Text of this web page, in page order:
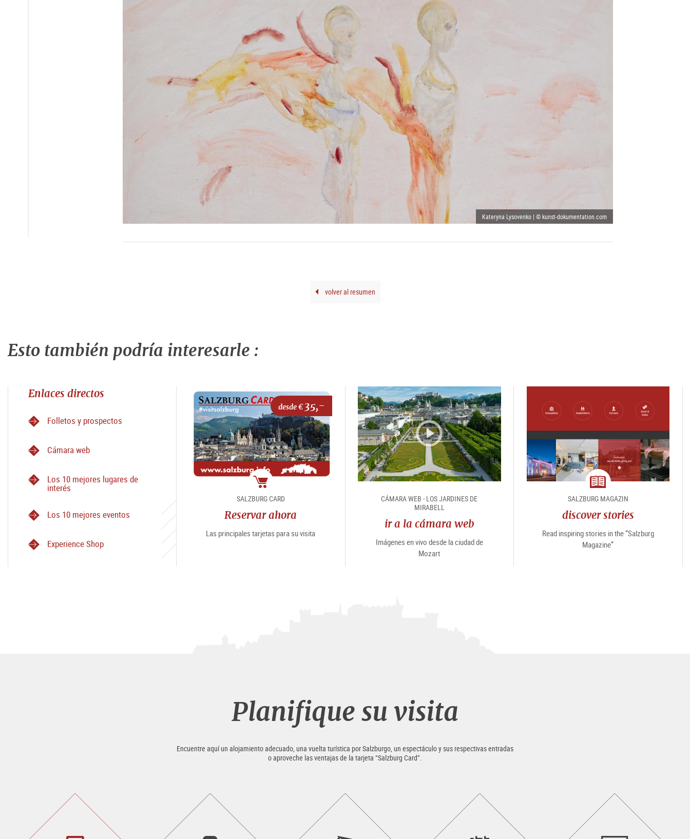
Kateryna Lysovenko | © kunst-dokumentation.com
volver al resumen
Esto también podría interesarle :
Enlaces directos
Folletos y prospectos
Cámara web
Los 10 mejores lugares de
interés
Los 10 mejores eventos
Experience Shop
desde €35,-
paquete
turístico
SALZBURG CARD
Reservar ahora
Las principales tarjetas para su visita
CÁMARA WEB - LOS JARDINES DE
MIRABELL
ir a la cámara web
Imágenes en vivo desde la ciudad de
Mozart
magazine
SALZBURG MAGAZIN
discover stories
Read inspiring stories in the “Salzburg
Magazine”
Planifique su visita
Encuentre aquí un alojamiento adecuado, una vuelta turística por Salzburgo, un espectáculo y sus respectivas entradas
o aproveche las ventajas de la tarjeta “Salzburg Card”.